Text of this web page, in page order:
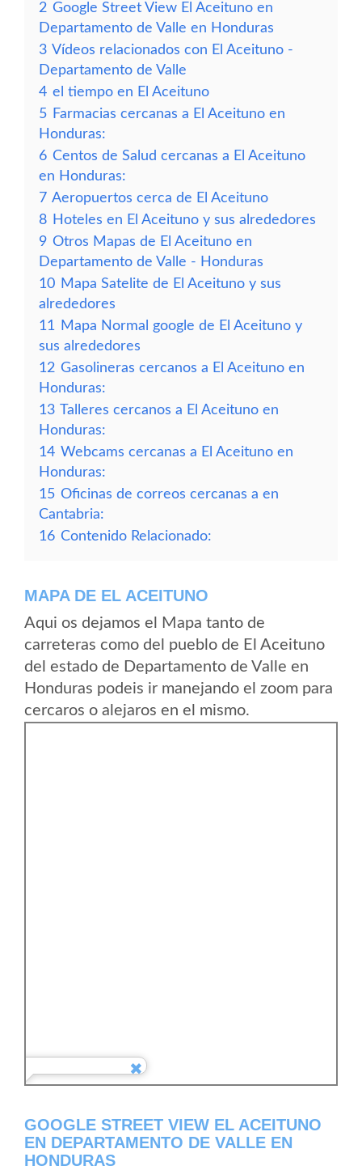
2 Google Street View El Aceituno en
Departamento de Valle en Honduras
3 Vídeos relacionados con El Aceituno -
Departamento de Valle
4 el tiempo en El Aceituno
5 Farmacias cercanas a El Aceituno en
Honduras:
6 Centos de Salud cercanas a El Aceituno
en Honduras:
7 Aeropuertos cerca de El Aceituno
8 Hoteles en El Aceituno y sus alrededores
9 Otros Mapas de El Aceituno en
Departamento de Valle - Honduras
10 Mapa Satelite de El Aceituno y sus
alrededores
11
Mapa Normal google de El Aceituno y
sus alrededores
12 Gasolineras cercanos a El Aceituno en
Honduras:
13 Talleres cercanos a El Aceituno en
Honduras:
14 Webcams cercanas a El Aceituno en
Honduras:
15 Oficinas de correos cercanas a en
Cantabria:
16 Contenido Relacionado:
MAPA DE EL ACEITUNO
Aqui os dejamos el Mapa tanto de
carreteras como del pueblo de El Aceituno
del estado de Departamento de Valle en
Honduras podeis ir manejando el zoom para
cercaros o alejaros en el mismo.
GOOGLE STREET VIEW EL ACEITUNO
EN DEPARTAMENTO DE VALLE EN
HONDURAS